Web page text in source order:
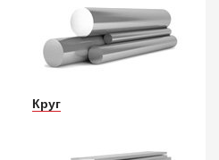
Круг